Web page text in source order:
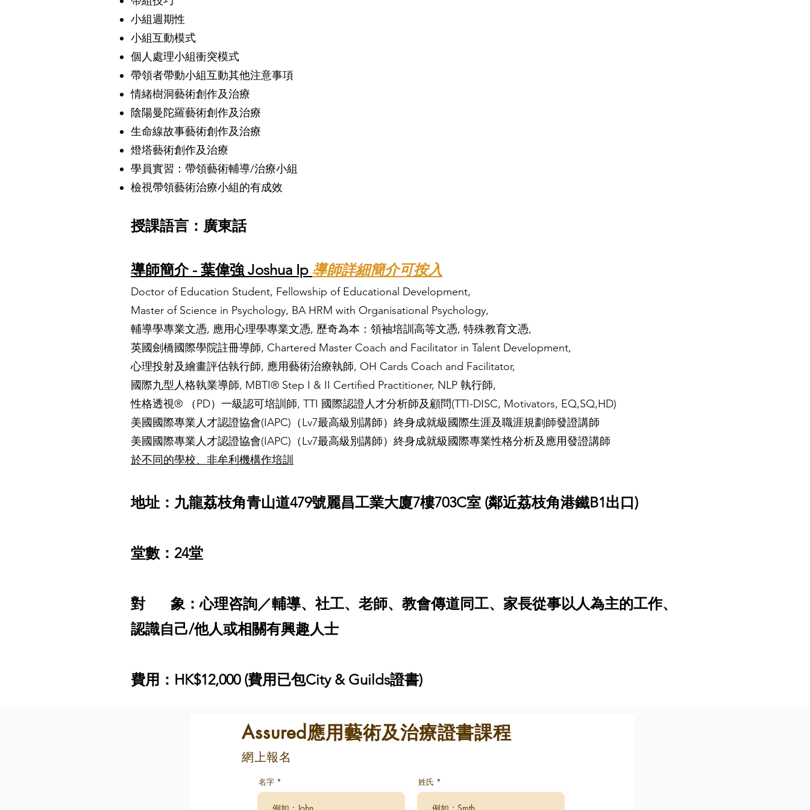
小組週期性
小組互動模式
個人處理小組衝突模式
帶領者帶動小組互動其他注意事項
情緒樹洞藝術創作及治療
陰陽曼陀羅藝術創作及治療
生命線故事藝術創作及治療
燈塔藝術創作及治療
學員實習：帶領藝術輔導/治療小組
檢視帶領藝術治療小組的有成效
授課語言：廣東話
導師簡介 - 葉偉強 Joshua Ip 導師詳細簡介可按入
Doctor of Education Student, Fellowship of Educational Development,
Master of Science in Psychology, BA HRM with Organisational Psychology,
輔導學專業文憑, 應用心理學專業文憑, 歷奇為本：領袖培訓高等文憑, 特殊教育文憑,
英國劍橋國際學院註冊導師, Chartered Master Coach and Facilitator in Talent Development,
心理投射及繪畫評估執行師, 應用藝術治療執師, OH Cards Coach and Facilitator,
國際九型人格執業導師, MBTI® Step I & II Certified Practitioner, NLP 執行師,
性格透視®️ （PD）一級認可培訓師, TTI 國際認證人才分析師及顧問(TTI-DISC, Motivators, EQ,SQ,HD)
美國國際專業人才認證協會(IAPC)（Lv7最高級別講師）終身成就級國際生涯及職涯規劃師發證講師
美國國際專業人才認證協會(IAPC)（Lv7最高級別講師）終身成就級國際專業性格分析及應用發證講師
於不同的學校、非牟利機構作培訓
地址：九龍荔枝角青山道479號麗昌工業大廈7樓703C室 (鄰近荔枝角港鐵B1出口)
堂數：24堂
對 象：心理咨詢／輔導、社工、老師、教會傳道同工、家長從事以人為主的工作、
認識自己/他人或相關有興趣人士
費用：HK$12,000 (費用已包City & Guilds證書)
Assured應用藝術及治療證書課程
​網上報名
名字 姓氏